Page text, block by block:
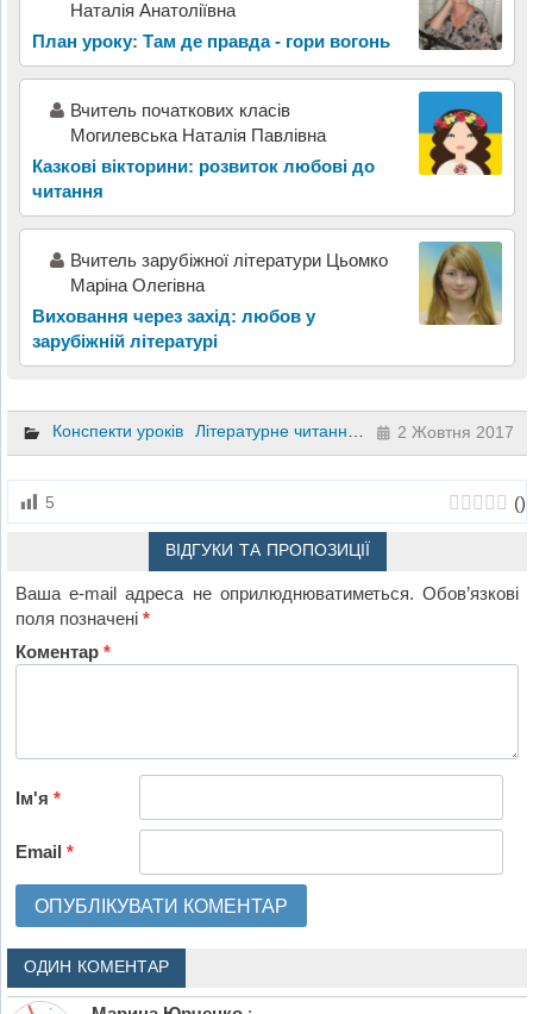
Наталія Анатоліївна
План уроку: Там де правда - гори вогонь
Вчитель початкових класів
Могилевська Наталія Павлівна
Казкові вікторини: розвиток любові до
читання
Вчитель зарубіжної літератури Цьомко
Маріна Олегівна
Виховання через захід: любов у
зарубіжній літературі
Конспекти уроків Літературне читання 5 клас2 Жовтня 2017
5 ()
ВІДГУКИ ТА ПРОПОЗИЦІЇ
Ваша e-mail адреса не оприлюднюватиметься. Обов’язкові
поля позначені*
Коментар*
Ім'я*
Email*
ОДИН КОМЕНТАР